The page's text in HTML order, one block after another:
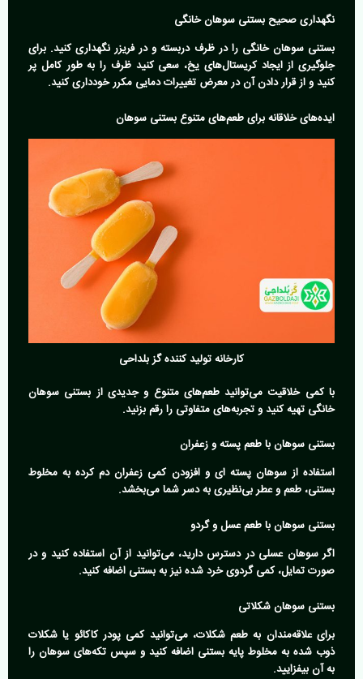
نگهداری صحیح بستنی سوهان خانگی
بستنی سوهان خانگی را در ظرف دربسته و در فریزر نگهداری کنید. برای
جلوگیری از ایجاد کریستال‌های یخ، سعی کنید ظرف را به طور کامل پر
کنید و از قرار دادن آن در معرض تغییرات دمایی مکرر خودداری کنید.
ایده‌های خلاقانه برای طعم‌های متنوع بستنی سوهان
کارخانه تولید کننده گز بلداحی
با کمی خلاقیت می‌توانید طعم‌های متنوع و جدیدی از بستنی سوهان
خانگی تهیه کنید و تجربه‌های متفاوتی را رقم بزنید.
بستنی سوهان با طعم پسته و زعفران
استفاده از سوهان پسته ای و افزودن کمی زعفران دم کرده به مخلوط
بستنی، طعم و عطر بی‌نظیری به دسر شما می‌بخشد.
بستنی سوهان با طعم عسل و گردو
اگر سوهان عسلی در دسترس دارید، می‌توانید از آن استفاده کنید و در
صورت تمایل، کمی گردوی خرد شده نیز به بستنی اضافه کنید.
بستنی سوهان شکلاتی
برای علاقه‌مندان به طعم شکلات، می‌توانید کمی پودر کاکائو یا شکلات
ذوب شده به مخلوط پایه بستنی اضافه کنید و سپس تکه‌های سوهان را
به آن بیفزایید.